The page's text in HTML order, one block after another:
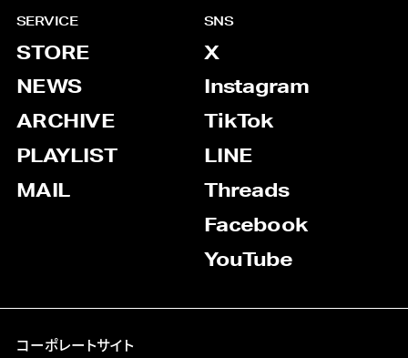
SERVICE
STORE
NEWS
ARCHIVE
PLAYLIST
MAIL
SNS
X
Instagram
TikTok
LINE
Threads
Facebook
YouTube
コーポレートサイト